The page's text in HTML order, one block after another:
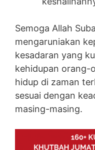
Semoga Allah
mengaruniakan
kesadaran yang
kehidupan orang-
hidup di zaman
sesuai dengan
masing-masing.